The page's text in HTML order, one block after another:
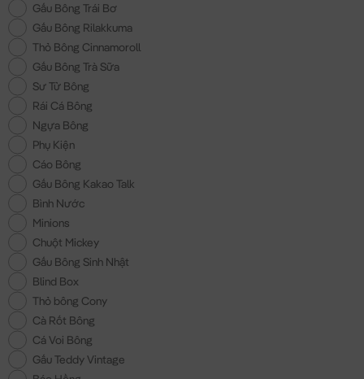
Gấu Bông Trái Bơ
Gấu Bông Rilakkuma
Thỏ Bông Cinnamoroll
Gấu Bông Trà Sữa
Sư Tử Bông
Rái Cá Bông
Ngựa Bông
Phụ Kiện
Cáo Bông
Gấu Bông Kakao Talk
Bình Nước
Minions
Chuột Mickey
Gấu Bông Sinh Nhật
Blind Box
Thỏ bông Cony
Cà Rốt Bông
Cá Voi Bông
Gấu Teddy Vintage